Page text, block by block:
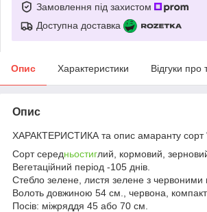
Замовлення під захистом
Доступна доставка
Опис Характеристики Відгуки про
Опис
ХАРАКТЕРИСТИКА та опис амаранту сорт
Сорт середньостиглий, кормовий,
Вегетаційний період -105 днів.
Стебло зелене, листя зелене з червоними
Волоть довжиною 54 см., червона,
Посів: міжряддя 45 або 70 см.